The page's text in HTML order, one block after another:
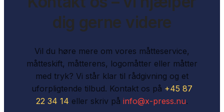
dig gerne videre
Vil du høre mere om vores måtteservice,
måtteskift, måtterens, logomåtter eller måtter
med tryk? Vi står klar til rådgivning og et
uforpligtende tilbud. Kontakt os på +45 87
22 34 14 eller skriv på info@x-press.nu.